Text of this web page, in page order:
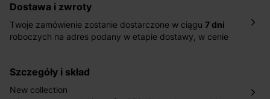
Dostawa i zwroty
Twoje zamówienie zostanie dostarczone w ciągu 7 dni
roboczych na adres podany w etapie dostawy, w cenie
pośrednictwem DHL Express.
Nowość: Zamówienia dostarczamy w ciągu 4-6 dni
szczegóły i skład
New collection